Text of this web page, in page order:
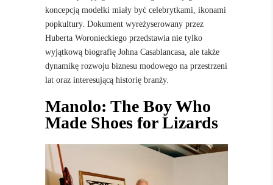
koncepcją modelki miały być celebrytkami, ikonami
popkultury. Dokument wyreżyserowany przez
Huberta Woronieckiego przedstawia nie tylko
wyjątkową biografię Johna Casablancasa, ale także
dynamikę rozwoju biznesu modowego na przestrzeni
lat oraz interesującą historię branży.
Manolo: The Boy Who
Made Shoes for Lizards